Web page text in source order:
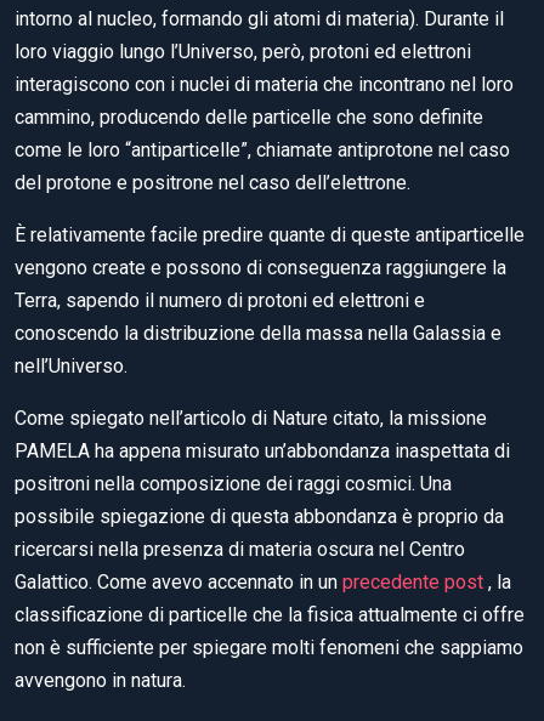
intorno al nucleo, formando gli atomi di materia). Durante il
loro viaggio lungo l’Universo, però, protoni ed elettroni
interagiscono con i nuclei di materia che incontrano nel loro
cammino, producendo delle particelle che sono definite
come le loro “antiparticelle”, chiamate antiprotone nel caso
del protone e positrone nel caso dell’elettrone.
È relativamente facile predire quante di queste antiparticelle
vengono create e possono di conseguenza raggiungere la
Terra, sapendo il numero di protoni ed elettroni e
conoscendo la distribuzione della massa nella Galassia e
nell’Universo.
Come spiegato nell’articolo di Nature citato, la missione
PAMELA ha appena misurato un’abbondanza inaspettata di
positroni nella composizione dei raggi cosmici. Una
possibile spiegazione di questa abbondanza è proprio da
ricercarsi nella presenza di materia oscura nel Centro
Galattico. Come avevo accennato in un precedente post , la
classificazione di particelle che la fisica attualmente ci offre
non è sufficiente per spiegare molti fenomeni che sappiamo
avvengono in natura.